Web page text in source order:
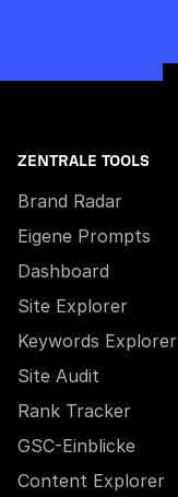
ZENTRALE TOOLS
Brand Radar
Eigene Prompts
Dashboard
Site Explorer
Keywords Explorer
Site Audit
Rank Tracker
GSC-Einblicke
Content Explorer